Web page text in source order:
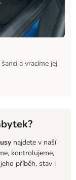
a vracíme jej
najdete v naší
kontrolujeme,
příběh, stav i